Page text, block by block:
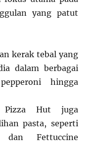
yang patut
kerak tebal yang
dalam berbagai
hingga
Hut juga
pasta, seperti
dan Fettuccine